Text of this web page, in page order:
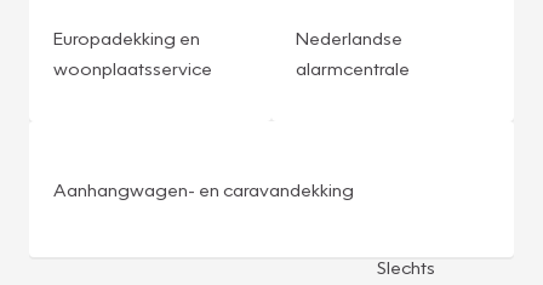
Europadekking en
woonplaatsservice
Nederlandse
alarmcentrale
Aanhangwagen- en caravandekking
Slechts